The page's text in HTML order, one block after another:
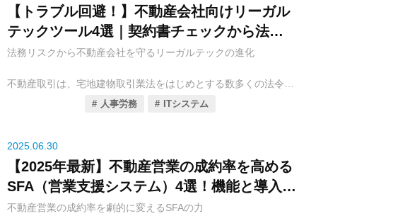
多様な機能と特徴を持つものが登場しています。本コラムでは、
賃貸管理会社の皆様が、オーナー様満足度を最大化し、管理受託
率を向上させるための最適なアプリを見つけるため、特に注目す
べき4つのオーナーアプリ・サービスを厳選し、それぞれの主要
説していきます。貴社のオーナーリレーション強化のための一助
となれば幸いです。
迅速性に欠け、履歴の管理も煩雑になりがちで、入居者様からの
不満や管理業務の非効率化を招く要因となっていました。
このような課題を解決し、入居者様の満足度を飛躍的に向上させ
ービス」です。入居者アプリは、スマートフォンを通じて、入居
者様からの問い合わせ受付、トラブル報告、お知らせ配信、契約
管理会社は業務効率を大幅に向上させることができます。
2025年現在、不動産賃貸管理会社向けの入居者アプリ・サービス
は多様な機能と特徴を持つものが登場しています。本コラムで
は、賃貸管理会社の皆様が、入居者満足度を向上させ、管理業務
【トラブル回避！】不動産会社向けリーガル
テックツール4選｜契約書チェックから法務
相談まで
法務リスクから不動産会社を守るリーガルテックの進化
不動産取引は、宅地建物取引業法をはじめとする数多くの法令や
判例に則って行われる、極めて専門性が高く、かつ法務リスクを
損害賠償に繋がりかねません。特に、日々変動する法改正への対
応や、複雑な個別事案への判断は、専門知識を持つ弁護士や司法
書士に頼るのが一般的でしたが、時間やコストの面で課題があり
ました。
人事労務 ITシステム
2025.06.30
【2025年最新】不動産営業の成約率を高める
SFA（営業支援システム）4選！機能と導入メ
リットを徹底解説
不動産営業の成約率を劇的に変えるSFAの力